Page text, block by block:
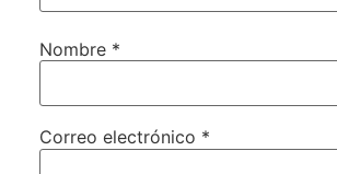
Nombre *
Correo electrónico *